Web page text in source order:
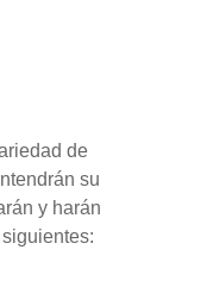
de
su
y harán